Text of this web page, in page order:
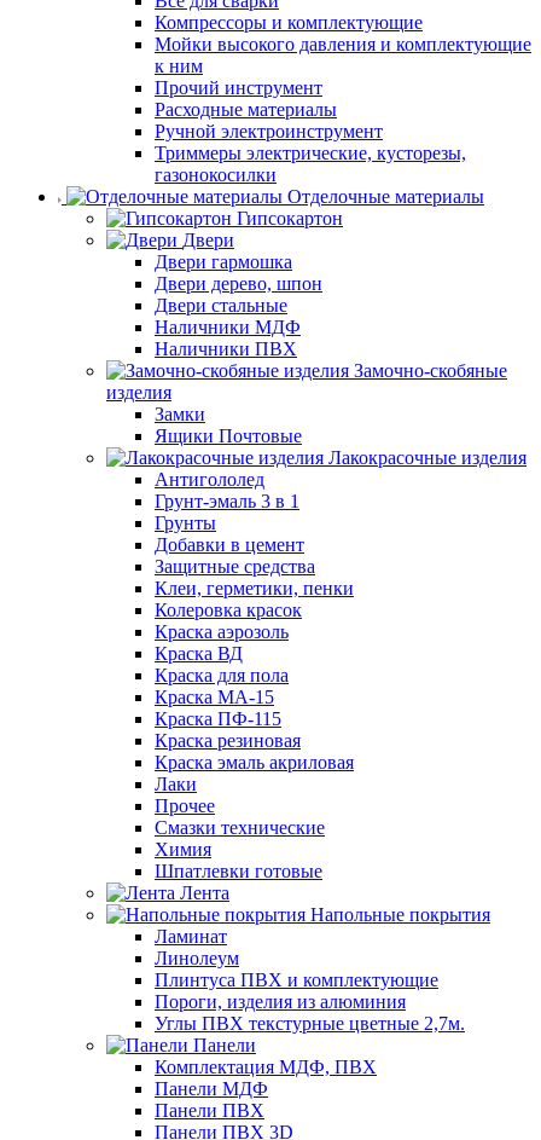
Компрессоры и комплектующие
Мойки высокого давления и комплектующие
к ним
Прочий инструмент
Расходные материалы
Ручной электроинструмент
Триммеры электрические, кусторезы,
газонокосилки
Отделочные материалы
Гипсокартон
Двери
Двери гармошка
Двери дерево, шпон
Двери стальные
Наличники МДФ
Наличники ПВХ
Замочно-скобяные
изделия
Замки
Ящики Почтовые
Лакокрасочные изделия
Антигололед
Грунт-эмаль 3 в 1
Грунты
Добавки в цемент
Защитные средства
Клеи, герметики, пенки
Колеровка красок
Краска аэрозоль
Краска ВД
Краска для пола
Краска МА-15
Краска ПФ-115
Краска резиновая
Краска эмаль акриловая
Лаки
Прочее
Смазки технические
Химия
Шпатлевки готовые
Лента
Напольные покрытия
Ламинат
Линолеум
Плинтуса ПВХ и комплектующие
Пороги, изделия из алюминия
Углы ПВХ текстурные цветные 2,7м.
Панели
Комплектация МДФ, ПВХ
Панели МДФ
Панели ПВХ
Панели ПВХ 3D